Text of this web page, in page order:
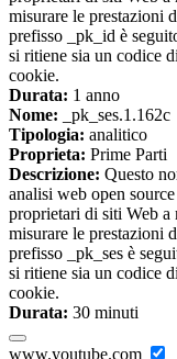
misurare le prestazioni
prefisso _pk_id è
si ritiene sia un codice
cookie.
Durata: 1 anno
Nome: _pk_ses.1.162c
Tipologia: analitico
Proprieta: Prime Parti
Descrizione: Questo
analisi web open
proprietari di siti Web a
misurare le prestazioni
prefisso _pk_ses è
si ritiene sia un codice
cookie.
Durata: 30 minuti
www.youtube.com